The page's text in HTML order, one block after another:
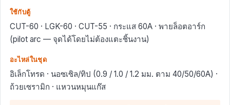
ใช้กับตู้
CUT-60 · LGK-60 · CUT-55 · กระแส 60A · พายล็อตอาร์ก
(pilot arc — จุดได้โดยไม่ต้องแตะชิ้นงาน)
อะไหล่ในชุด
อิเล็กโทรด · นอซเซิล/ทิป (0.9 / 1.0 / 1.2 มม. ตาม 40/50/60A) ·
ถ้วยเซรามิก · แหวนหมุนแก๊ส